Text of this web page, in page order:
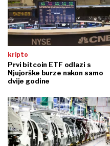
kripto
Prvi bitcoin ETF odlazi s
Njujorške burze nakon samo
dvije godine